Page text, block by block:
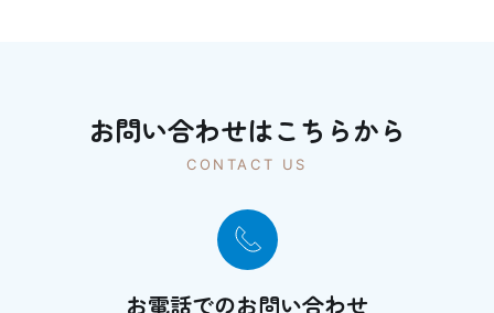
お問い合わせはこちらから
CONTACT US
お電話でのお問い合わせ